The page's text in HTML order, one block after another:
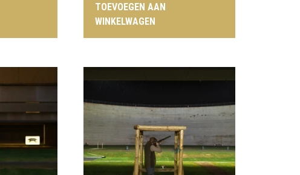
TOEVOEGEN AAN
WINKELWAGEN